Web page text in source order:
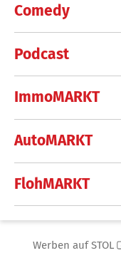
Comedy
Podcast
ImmoMARKT
AutoMARKT
FlohMARKT
Werben auf STOL